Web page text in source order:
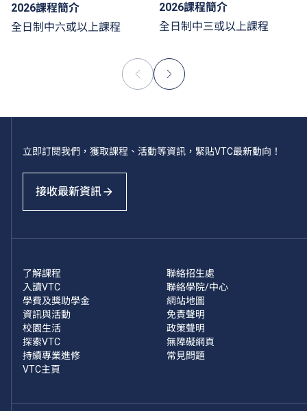
2026課程簡介
全日制中六或以上課程
2026課程簡介
全日制中三或以上課程
立即訂閱我們，獲取課程、活動等資訊，緊貼VTC最新動向！
接收最新資訊
了解課程
入讀VTC
學費及獎助學金
資訊與活動
校園生活
探索VTC
持續專業進修
VTC主頁
聯絡招生處
聯絡學院/中心
網站地圖
免責聲明
政策聲明
無障礙網頁
常見問題